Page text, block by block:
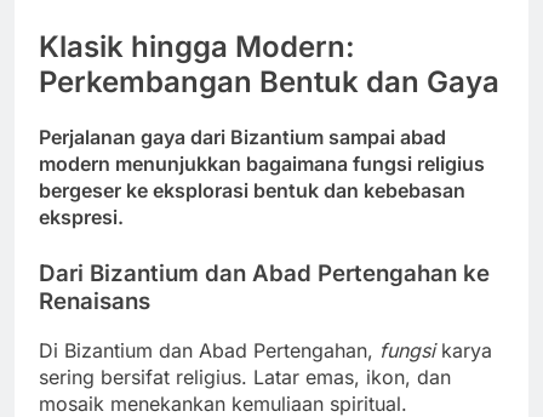
Klasik hingga Modern:
Perkembangan Bentuk dan Gaya
Perjalanan gaya dari Bizantium sampai abad
modern menunjukkan bagaimana fungsi religius
bergeser ke eksplorasi bentuk dan kebebasan
ekspresi.
Dari Bizantium dan Abad Pertengahan ke
Renaisans
Di Bizantium dan Abad Pertengahan, fungsikarya
sering bersifat religius. Latar emas, ikon, dan
mosaik menekankan kemuliaan spiritual.